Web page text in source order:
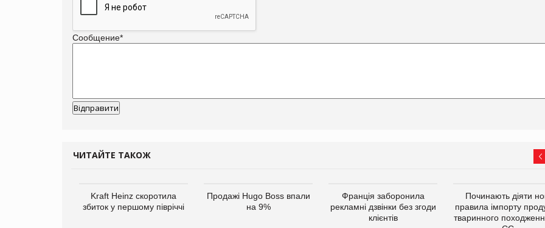
Сообщение*
ЧИТАЙТЕ ТАКОЖ
Kraft Heinz скоротила
збиток у першому півріччі
Продажі Hugo Boss впали
на 9%
Франція заборонила
рекламні дзвінки без згоди
клієнтів
Починають діяти
правила імпорту
тваринного